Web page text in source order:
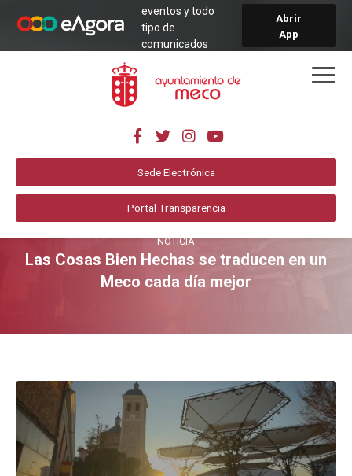
eventos y todo
tipo de
comunicados
forma sencilla y
directa.
Abrir
App
Sede Electrónica
Portal Transparencia
NOTICIA
Las Cosas Bien Hechas se traducen en un
Meco cada día mejor